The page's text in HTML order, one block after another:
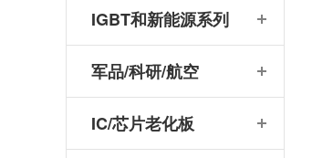
IGBT和新能源系列
军品/科研/航空
IC/芯片老化板
传感器芯片/模块测试解析：主流封装引脚与鸿怡电子传感器芯片测试座
DDR内存互联芯片测试：RCD/DB与MRCD/MDB引脚参数及鸿怡电子芯片测试座工程应用